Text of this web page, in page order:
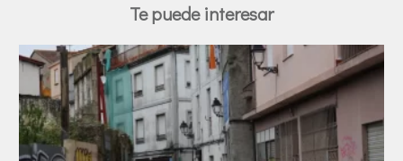
Te puede interesar